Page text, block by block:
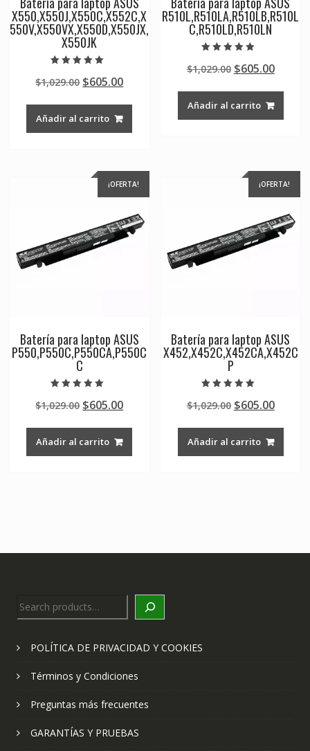
X550,X550J,X550C,X552C,X
550V,X550VX,X550D,X550JX,
X550JK
5.00
de 5
$1,029.00 Original
was:
$1,029.00.
$605.00Current
Añadir al carrito
R510L,R510LA,R510LB,R510L
C,R510LD,R510LN
4.50
de 5
$1,029.00 Original
was:
$1,029.00.
$605.00
Añadir al carrito
¡OFERTA!
Batería para laptop ASUS
P550,P550C,P550CA,P550C
C
5.00
de 5
$1,029.00 Original
was:
$1,029.00.
$605.00Current
Añadir al carrito
¡OFERTA!
Batería para laptop ASUS
X452,X452C,X452CA,X452C
P
5.00
de 5
$1,029.00 Original
was:
$1,029.00.
$605.00
Añadir al carrito
Search
POLÍTICA DE PRIVACIDAD Y COOKIES
Términos y Condiciones
Preguntas más frecuentes
GARANTÍAS Y PRUEBAS